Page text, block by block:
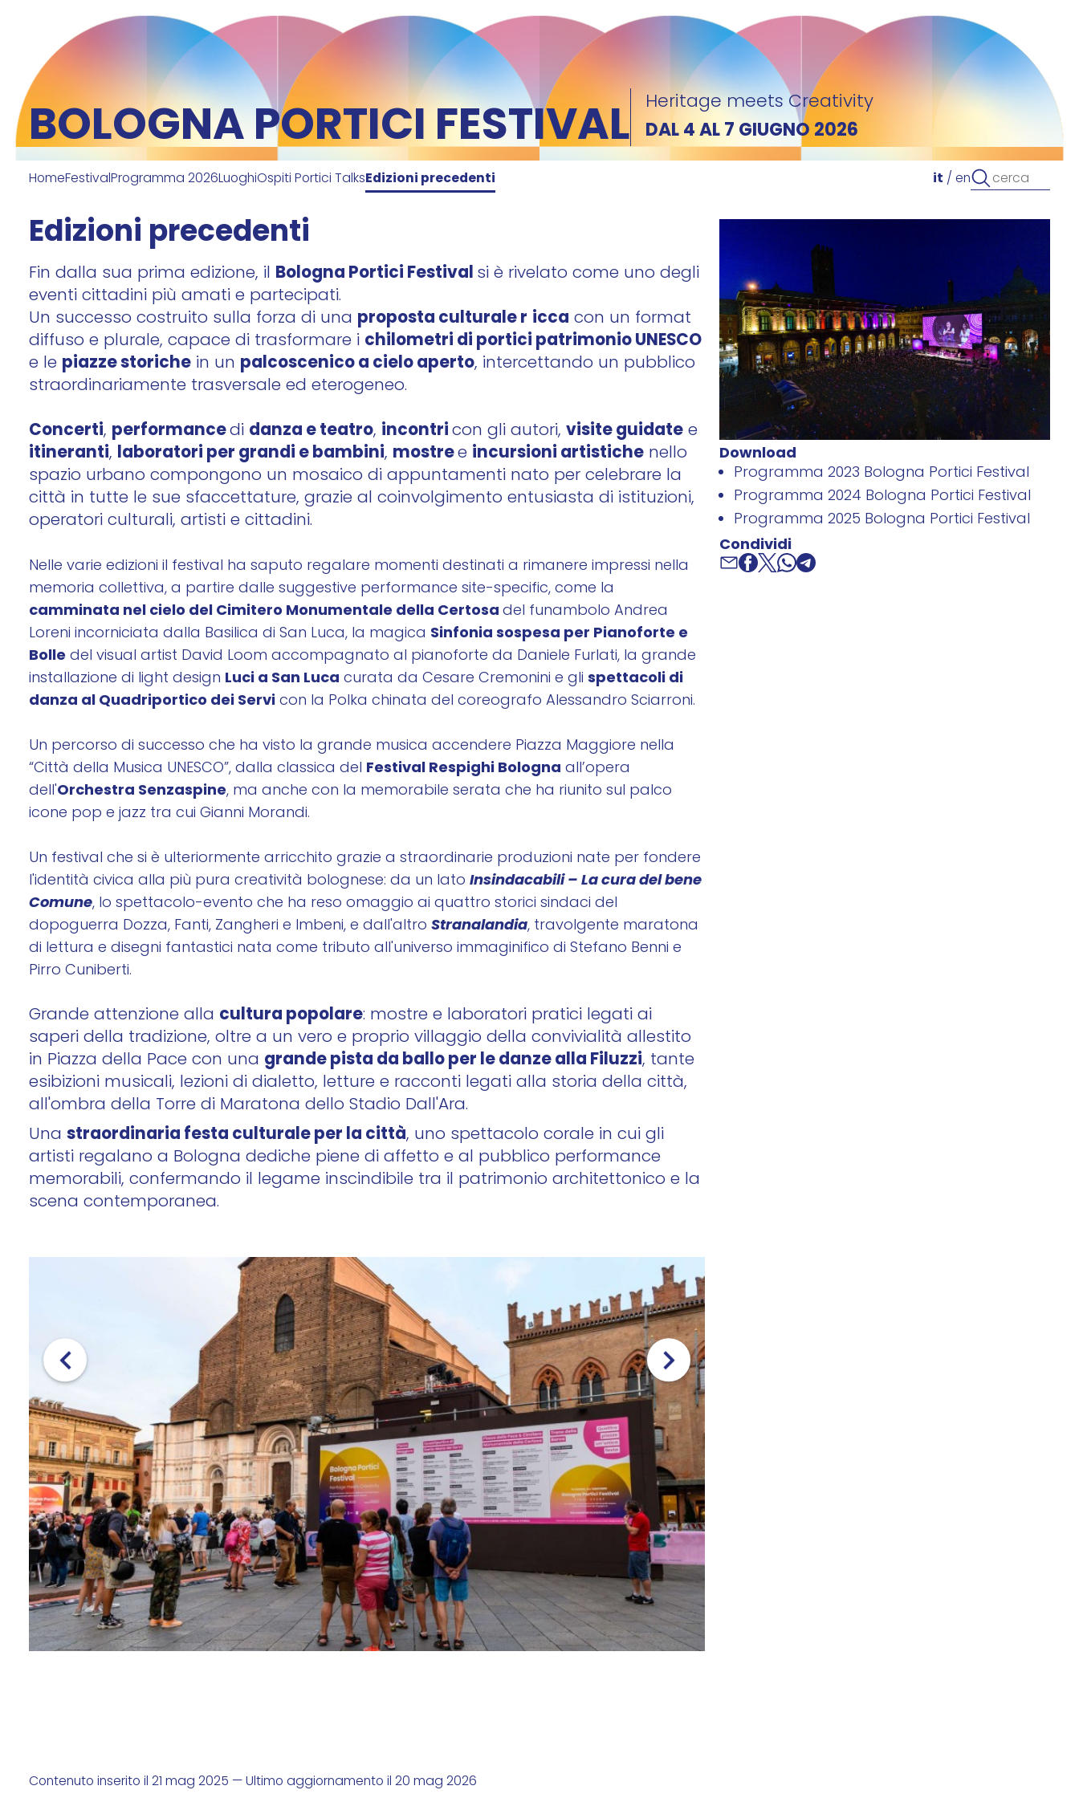
BOLOGNA PORTICI FESTIVAL Heritage meets Creativity
DAL 4 AL 7 GIUGNO 2026
HomeFestivalProgramma 2026LuoghiOspiti Portici TalksEdizioni precedenti it/en
Edizioni precedenti
Fin dalla sua prima edizione, il Bologna Portici Festivalsi è rivelato come uno degli
eventi cittadini più amati e partecipati.
Un successo costruito sulla forza di una proposta culturale r icca con un format
diffuso e plurale, capace di trasformare i chilometri di portici patrimonio UNESCO
e le piazze storiche in un palcoscenico a cielo aperto, intercettando un pubblico
straordinariamente trasversale ed eterogeneo.
Concerti, performancedi danza e teatro, incontricon gli autori, visite guidatee
itineranti, laboratori per grandi e bambini, mostree incursioni artistiche nello
spazio urbano compongono un mosaico di appuntamenti nato per celebrare la
città in tutte le sue sfaccettature, grazie al coinvolgimento entusiasta di istituzioni,
operatori culturali, artisti e cittadini.
Nelle varie edizioni il festival ha saputo regalare momenti destinati a rimanere impressi nella
memoria collettiva, a partire dalle suggestive performance site-specific, come la
camminata nel cielo del Cimitero Monumentale della Certosadel funambolo Andrea
Loreni incorniciata dalla Basilica di San Luca, la magica Sinfonia sospesa per Pianoforte e
Bolle del visual artist David Loom accompagnato al pianoforte da Daniele Furlati, la grande
installazione di light design Luci a San Luca curata da Cesare Cremonini e gli spettacoli di
danza al Quadriportico dei Servicon la Polka chinata del coreografo Alessandro Sciarroni.
Un percorso di successo che ha visto la grande musica accendere Piazza Maggiore nella
“Città della Musica UNESCO”, dalla classica del Festival Respighi Bologna all’opera
dell'Orchestra Senzaspine, ma anche con la memorabile serata che ha riunito sul palco
icone pop e jazz tra cui Gianni Morandi.
Un festival che si è ulteriormente arricchito grazie a straordinarie produzioni nate per fondere
l'identità civica alla più pura creatività bolognese: da un lato Insindacabili – La cura del bene
Comune, lo spettacolo-evento che ha reso omaggio ai quattro storici sindaci del
dopoguerra Dozza, Fanti, Zangheri e Imbeni, e dall'altro Stranalandia, travolgente maratona
di lettura e disegni fantastici nata come tributo all'universo immaginifico di Stefano Benni e
Pirro Cuniberti.
Grande attenzione alla cultura popolare: mostre e laboratori pratici legati ai
saperi della tradizione, oltre a un vero e proprio villaggio della convivialità allestito
in Piazza della Pace con una grande pista da ballo per le danze alla Filuzzi, tante
esibizioni musicali, lezioni di dialetto, letture e racconti legati alla storia della città,
all'ombra della Torre di Maratona dello Stadio Dall'Ara.
Una straordinaria festa culturale per la città, uno spettacolo corale in cui gli
artisti regalano a Bologna dediche piene di affetto e al pubblico performance
memorabili, confermando il legame inscindibile tra il patrimonio architettonico e la
scena contemporanea.
Download
Programma 2023 Bologna Portici Festival
Programma 2024 Bologna Portici Festival
Programma 2025 Bologna Portici Festival
Condividi
Contenuto inserito il 21 mag 2025 — Ultimo aggiornamento il 20 mag 2026